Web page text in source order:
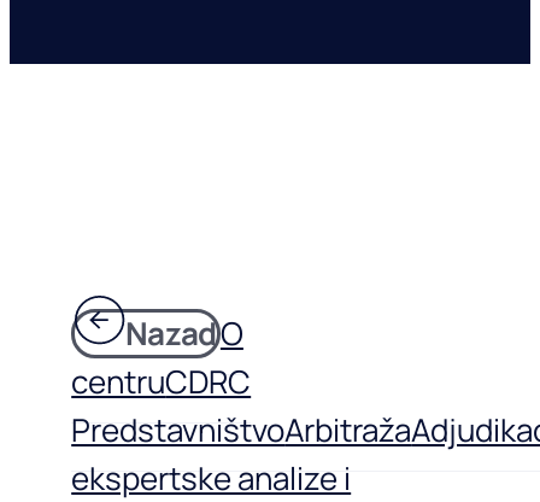
NazadO
centruCDRC
PredstavništvoArbitraža
ekspertske analize i